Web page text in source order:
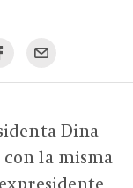
Dina
la misma